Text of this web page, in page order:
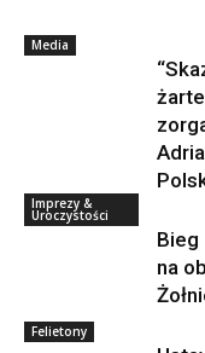
Media
Imprezy &
Uroczystości
Bieg
na
Felietony